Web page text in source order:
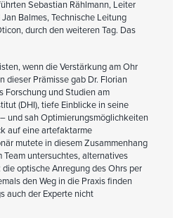
Sebastian Rählmann, Leiter
Balmes, Technische Leitung
durch den weiteren Tag. Das
wenn die Verstärkung am Ohr
dieser Prämisse gab Dr. Florian
Forschung und Studien am
(DHI), tiefe Einblicke in seine
und sah Optimierungsmöglichkeiten
auf eine artefaktarme
mutete in diesem Zusammenhang
Team untersuchtes, alternatives
optische Anregung des Ohrs per
den Weg in die Praxis finden
auch der Experte nicht